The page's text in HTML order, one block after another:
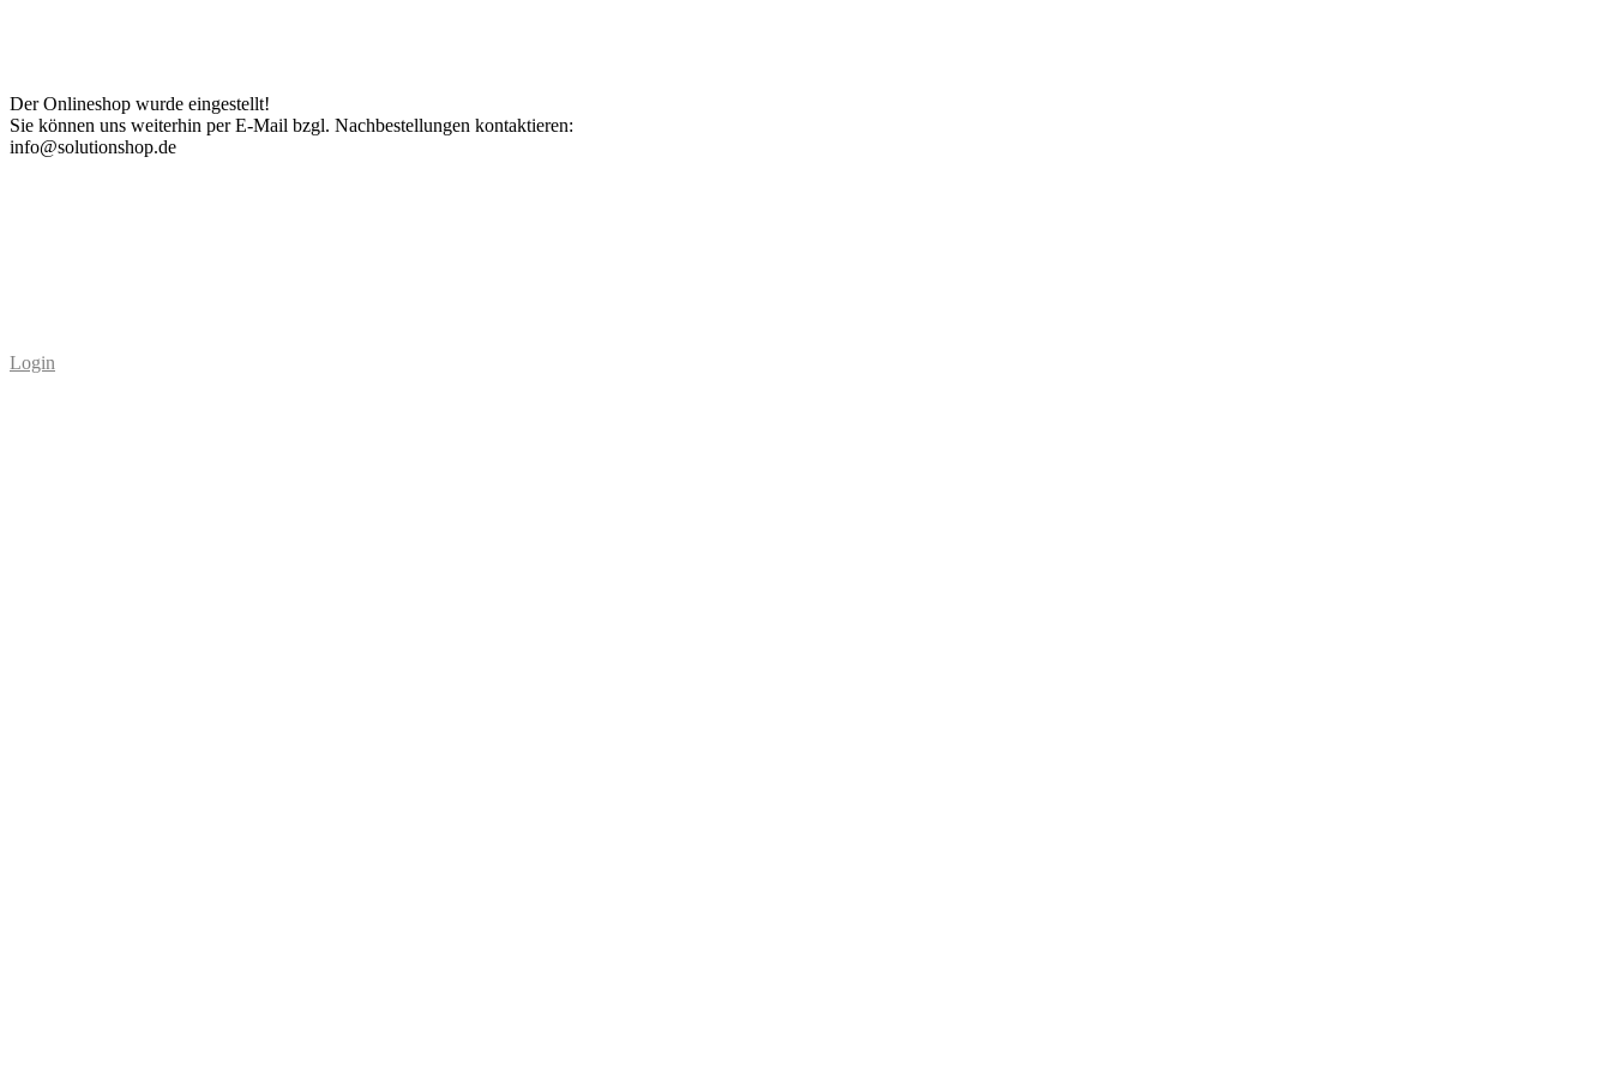
Der Onlineshop wurde eingestellt!
Sie können uns weiterhin per E-Mail bzgl. Nachbestellungen kontaktieren:
info@solutionshop.de
Login